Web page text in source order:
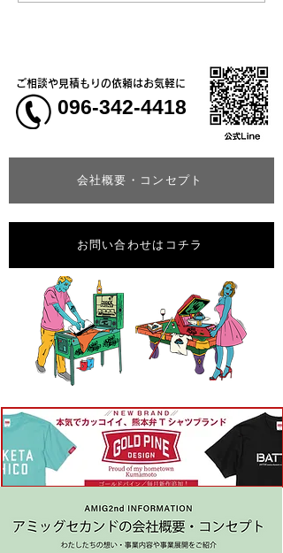
会社概要・コンセプト
ご相談や見積もりの依頼はお気軽に
096-342-4418
お問い合わせはコチラ